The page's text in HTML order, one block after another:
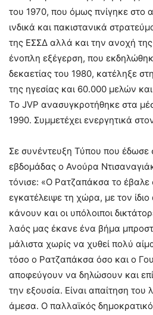
του 1970, που όμως πνίγηκε στο
ινδικά και πακιστανικά
της ΕΣΣΔ αλλά και την ανοχή
ένοπλη εξέγερση, που
δεκαετίας του 1980, κατέληξε
της ηγεσίας και 60.000 μελών
Το JVP ανασυγκροτήθηκε στα
1990. Συμμετέχει ενεργητικά
Σε συνέντευξη Τύπου που έδωσε
εβδομάδας ο Ανούρα
τόνισε: «Ο Ρατζαπάκσα το έβαλε
εγκατέλειψε τη χώρα, με τον
κάνουν και οι υπόλοιποι
λαός μας έκανε ένα βήμα
μάλιστα χωρίς να χυθεί πολύ
τόσο ο Ρατζαπάκσα όσο και ο
αποφεύγουν να δηλώσουν και
την εξουσία. Είναι απαίτηση
άμεσα. Ο παλλαϊκός